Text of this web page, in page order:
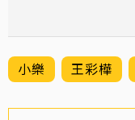
小樂 王彩樺